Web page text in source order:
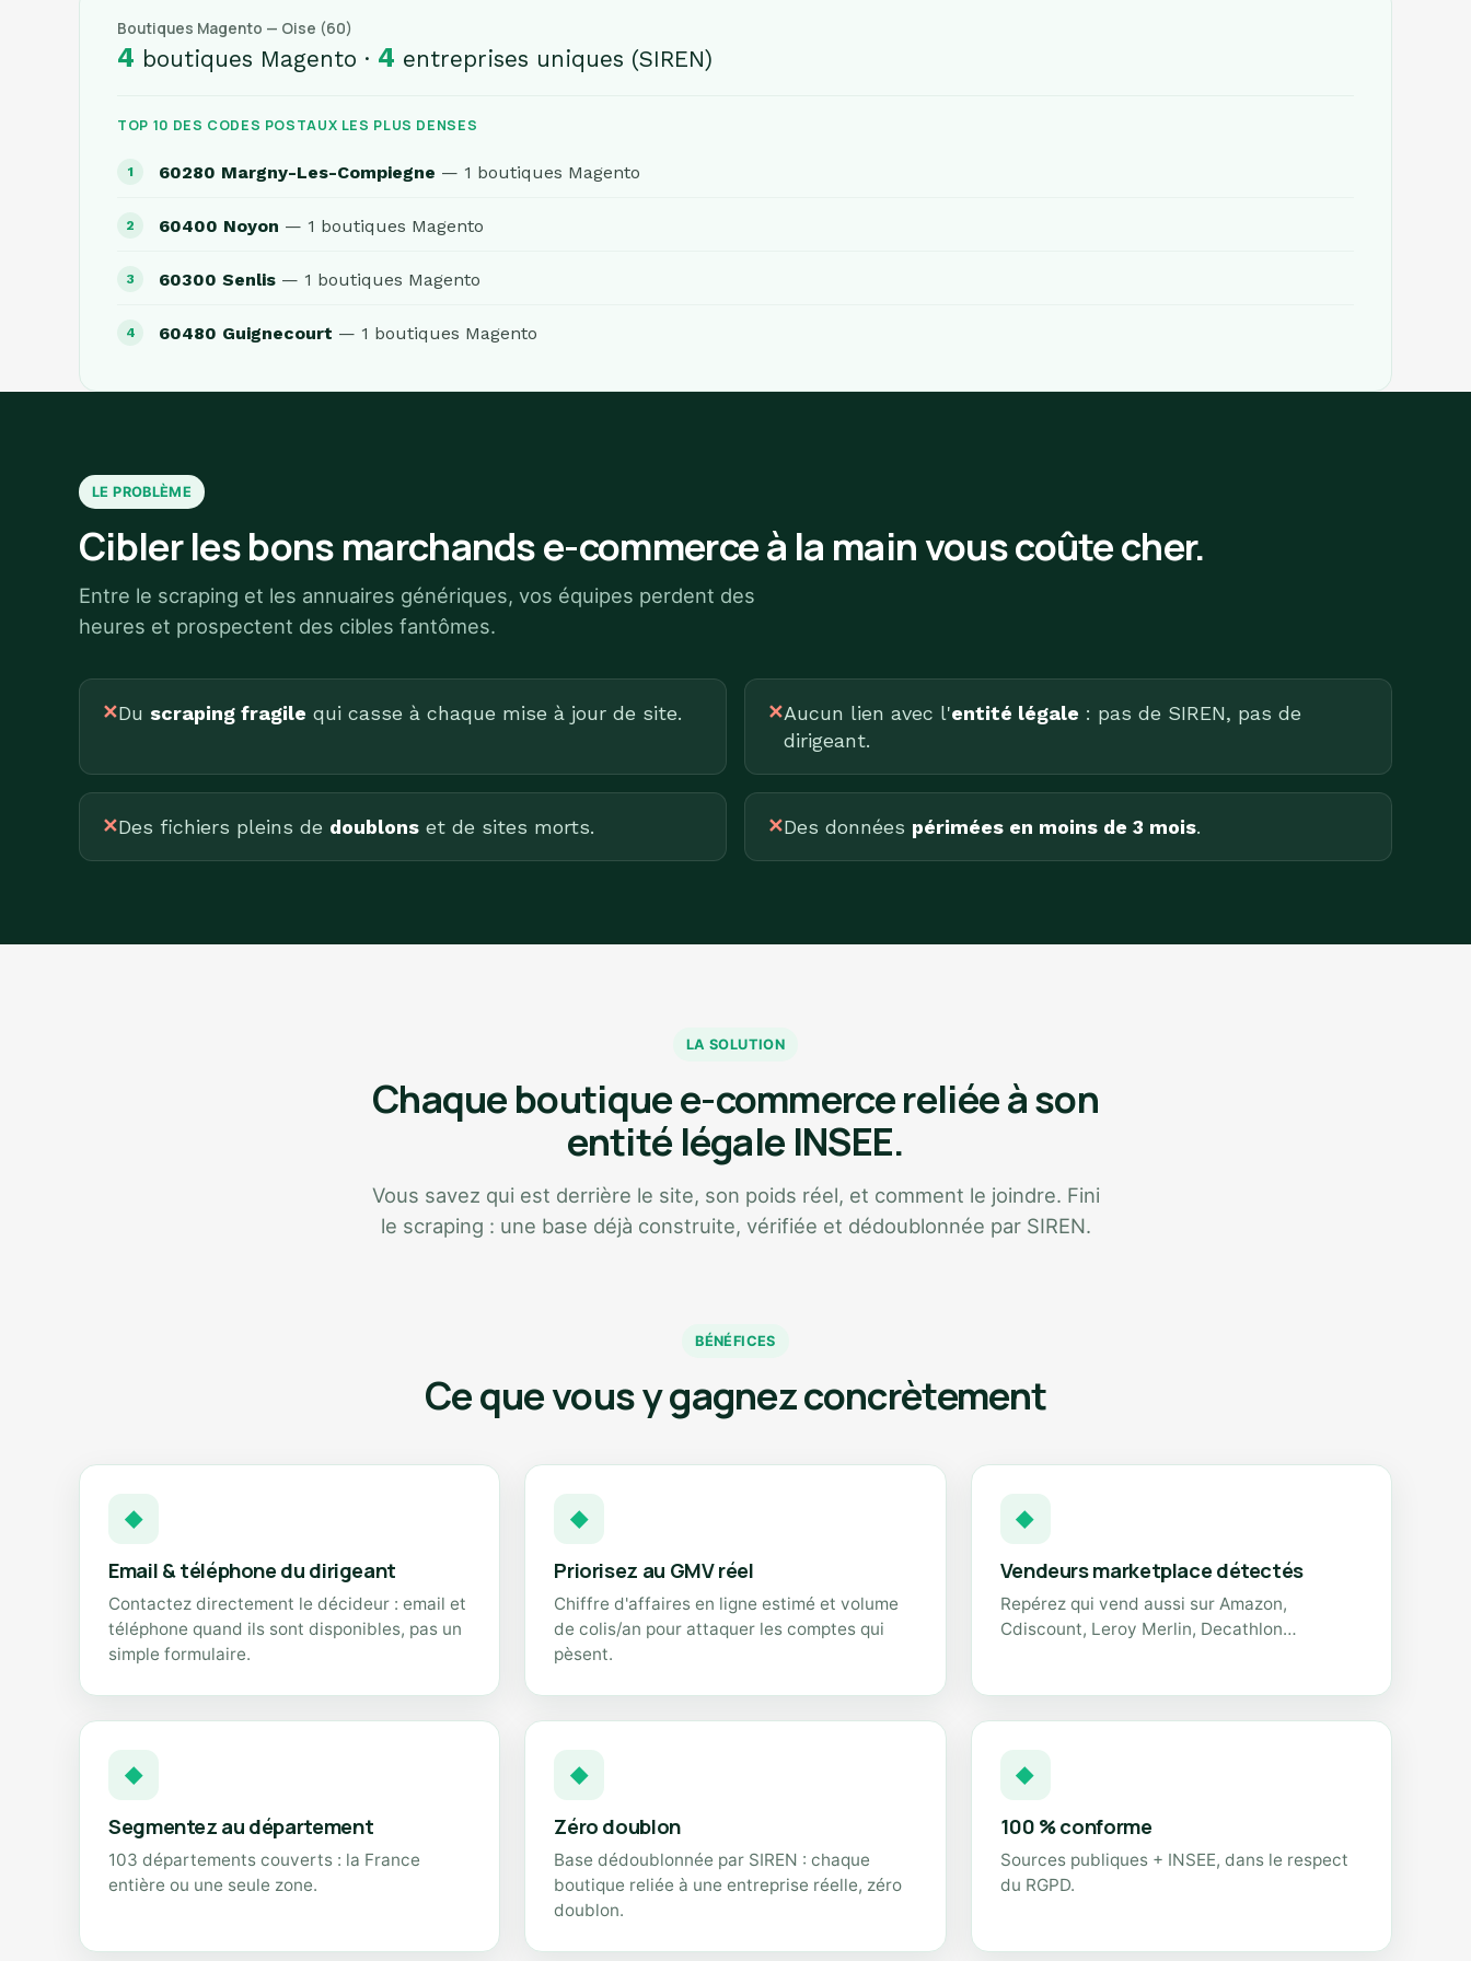
Boutiques Magento — Oise (60)
4 boutiques Magento · 4 entreprises uniques (SIREN)
TOP 10 DES CODES POSTAUX LES PLUS DENSES
60280 Margny-Les-Compiegne — 1 boutiques Magento
60400 Noyon — 1 boutiques Magento
60300 Senlis — 1 boutiques Magento
60480 Guignecourt — 1 boutiques Magento
LE PROBLÈME
Cibler les bons marchands e-commerce à la main vous coûte cher.
Entre le scraping et les annuaires génériques, vos équipes perdent des
heures et prospectent des cibles fantômes.
✕Du scraping fragile qui casse à chaque mise à jour de site. ✕Aucun lien avec l'entité légale : pas de SIREN, pas de
dirigeant.
✕Des fichiers pleins de doublons et de sites morts. ✕Des données périmées en moins de 3 mois.
LA SOLUTION
Chaque boutique e-commerce reliée à son
entité légale INSEE.
Vous savez qui est derrière le site, son poids réel, et comment le joindre. Fini
le scraping : une base déjà construite, vérifiée et dédoublonnée par SIREN.
BÉNÉFICES
Ce que vous y gagnez concrètement
◆
Email & téléphone du dirigeant
Contactez directement le décideur : email et
téléphone quand ils sont disponibles, pas un
simple formulaire.
◆
Priorisez au GMV réel
Chiffre d'affaires en ligne estimé et volume
de colis/an pour attaquer les comptes qui
pèsent.
◆
Vendeurs marketplace détectés
Repérez qui vend aussi sur Amazon,
Cdiscount, Leroy Merlin, Decathlon…
◆
Segmentez au département
103 départements couverts : la France
entière ou une seule zone.
◆
Zéro doublon
Base dédoublonnée par SIREN : chaque
boutique reliée à une entreprise réelle, zéro
doublon.
◆
100 % conforme
Sources publiques + INSEE, dans le respect
du RGPD.